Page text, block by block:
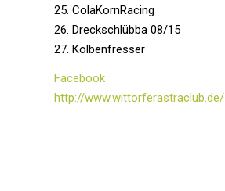
25. ColaKornRacing
26. Dreckschlübba 08/15
27. Kolbenfresser
Facebook
http://www.wittorferastraclub.de/